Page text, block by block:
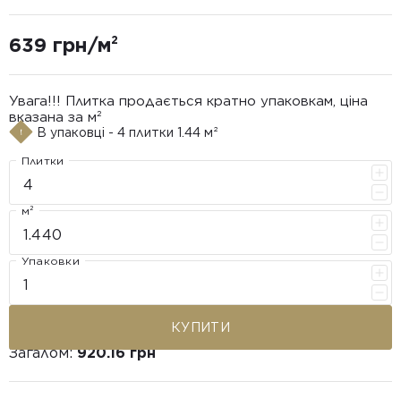
639 грн/м²
Увага!!! Плитка продається кратно упаковкам, ціна
вказана за м²
В упаковці - 4 плитки 1.44 м²
Плитки
м²
Упаковки
КУПИТИ
Загалом:920.16 грн